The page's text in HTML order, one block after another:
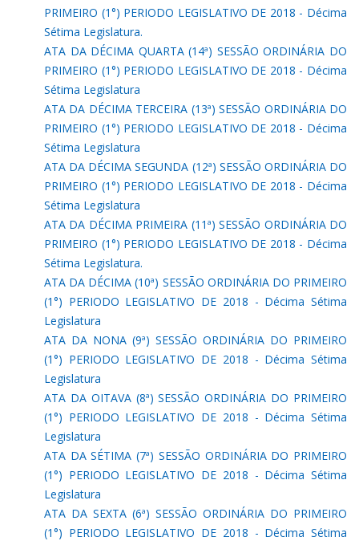
PRIMEIRO (1°) PERIODO LEGISLATIVO DE 2018 - Décima
Sétima Legislatura.
ATA DA DÉCIMA QUARTA (14ª) SESSÃO ORDINÁRIA DO
PRIMEIRO (1°) PERIODO LEGISLATIVO DE 2018 - Décima
Sétima Legislatura
ATA DA DÉCIMA TERCEIRA (13ª) SESSÃO ORDINÁRIA DO
PRIMEIRO (1°) PERIODO LEGISLATIVO DE 2018 - Décima
Sétima Legislatura
ATA DA DÉCIMA SEGUNDA (12ª) SESSÃO ORDINÁRIA DO
PRIMEIRO (1°) PERIODO LEGISLATIVO DE 2018 - Décima
Sétima Legislatura
ATA DA DÉCIMA PRIMEIRA (11ª) SESSÃO ORDINÁRIA DO
PRIMEIRO (1°) PERIODO LEGISLATIVO DE 2018 - Décima
Sétima Legislatura.
ATA DA DÉCIMA (10ª) SESSÃO ORDINÁRIA DO PRIMEIRO
(1°) PERIODO LEGISLATIVO DE 2018 - Décima Sétima
Legislatura
ATA DA NONA (9ª) SESSÃO ORDINÁRIA DO PRIMEIRO
(1°) PERIODO LEGISLATIVO DE 2018 - Décima Sétima
Legislatura
ATA DA OITAVA (8ª) SESSÃO ORDINÁRIA DO PRIMEIRO
(1°) PERIODO LEGISLATIVO DE 2018 - Décima Sétima
Legislatura
ATA DA SÉTIMA (7ª) SESSÃO ORDINÁRIA DO PRIMEIRO
(1°) PERIODO LEGISLATIVO DE 2018 - Décima Sétima
Legislatura
ATA DA SEXTA (6ª) SESSÃO ORDINÁRIA DO PRIMEIRO
(1°) PERIODO LEGISLATIVO DE 2018 - Décima Sétima